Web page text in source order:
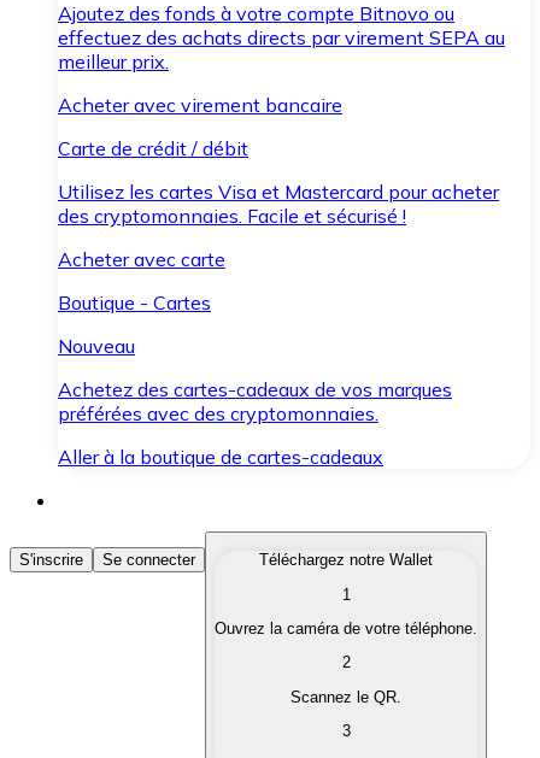
Ajoutez des fonds à votre compte Bitnovo ou
effectuez des achats directs par virement SEPA au
meilleur prix.
Acheter avec virement bancaire
Carte de crédit / débit
Utilisez les cartes Visa et Mastercard pour acheter
des cryptomonnaies. Facile et sécurisé !
Acheter avec carte
Boutique - Cartes
Nouveau
Achetez des cartes-cadeaux de vos marques
préférées avec des cryptomonnaies.
Aller à la boutique de cartes-cadeaux
Acheter des Cryptomonnaies
Achetez les cryptomonnaies qui vous intéressent
Convertissez vos cryptomonnaies en monnaie
S'inscrire Se connecter
Téléchargez notre Wallet
1
Ouvrez la caméra de votre téléphone.
2
Scannez le QR.
3